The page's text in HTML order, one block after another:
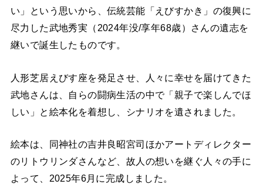
い」という思いから、伝統芸能「えびすかき」の復興に
尽力した武地秀実（2024年没/享年68歳）さんの遺志を
継いで誕生したものです。
人形芝居えびす座を発足させ、人々に幸せを届けてきた
武地さんは、自らの闘病生活の中で「親子で楽しんでほ
しい」と絵本化を着想し、シナリオを遺されました。
絵本は、同神社の吉井良昭宮司ほかアートディレクター
のリトウリンダさんなど、故人の想いを継ぐ人々の手に
よって、2025年6月に完成しました。